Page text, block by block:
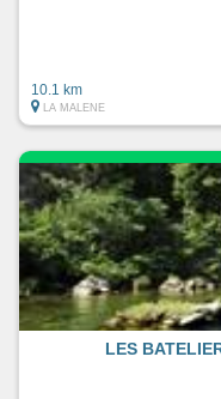
10.1 km
LA MALENE
LES